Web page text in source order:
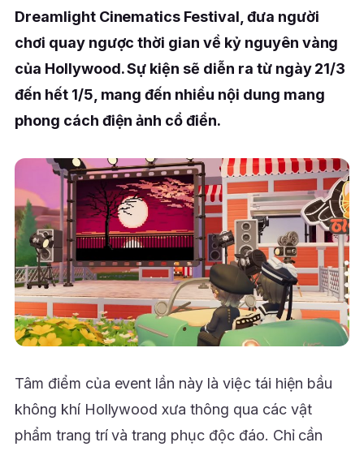
Dreamlight Cinematics Festival, đưa người
chơi quay ngược thời gian về kỷ nguyên vàng
của Hollywood. Sự kiện sẽ diễn ra từ ngày 21/3
đến hết 1/5, mang đến nhiều nội dung mang
phong cách điện ảnh cổ điển.
Tâm điểm của event lần này là việc tái hiện bầu
không khí Hollywood xưa thông qua các vật
phẩm trang trí và trang phục độc đáo. Chỉ cần